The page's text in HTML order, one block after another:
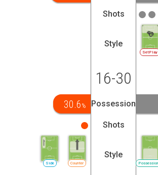
Shots
Style
SetPlay
16-30
30.6 % Possession
Shots
Counter
Side
Style